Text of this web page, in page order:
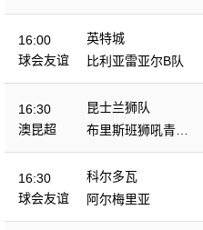
16:00
球会友谊
英特城
比利亚雷亚尔B队
16:30
澳昆超
昆士兰狮队
布里斯班狮吼青年
队
16:30
球会友谊
科尔多瓦
阿尔梅里亚